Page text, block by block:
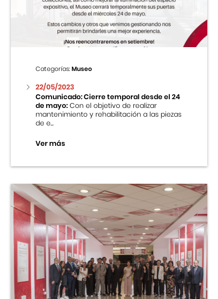
Centro Cultural Peruano Japonés
Museo de la Inmigración Japonesa
Fondo Editorial
Teatro Peruano Japonés
Categorías:Museo
22/05/2023
Comunicado: Cierre temporal desde el 24
de mayo:Con el objetivo de realizar
mantenimiento y rehabilitación a las piezas
de e...
Ver más